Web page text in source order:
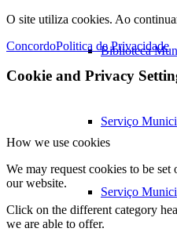
Biblioteca
Serviço
Serviço
O site utiliza cookies. Ao
ConcordoPolitica de Privacidade
Cookie and Privacy
How we use cookies
We may request cookies to be
our website.
Click on the different category
we are able to offer.